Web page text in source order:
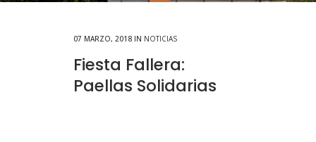
07 MARZO, 2018 IN NOTICIAS
Fiesta Fallera:
Paellas Solidarias